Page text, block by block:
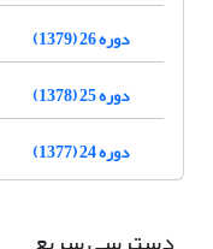
دوره 26 (1379)
دوره 25 (1378)
دوره 24 (1377)